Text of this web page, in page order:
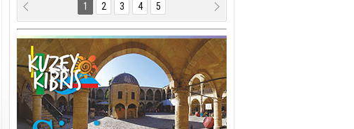
Erkut YILMABAŞAR
Bayrak tartışmaları ve ihalesiz
işler!
Arif Alasya
2015 SONRASI VE AKINCI.
Fatma Baysal
SURLAR İÇİ’NDE KOLAYDIR ÖLMEK
1 2 3 4 5